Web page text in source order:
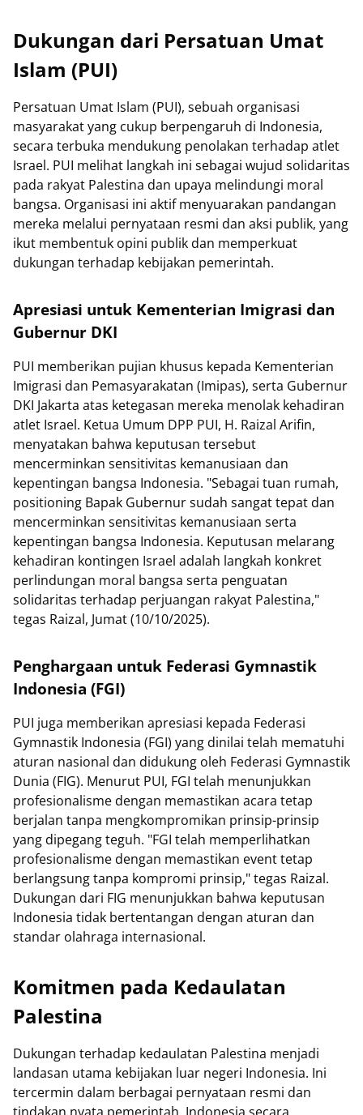
Dukungan dari Persatuan Umat
Islam (PUI)
Persatuan Umat Islam (PUI), sebuah organisasi
masyarakat yang cukup berpengaruh di Indonesia,
secara terbuka mendukung penolakan terhadap atlet
Israel. PUI melihat langkah ini sebagai wujud solidaritas
pada rakyat Palestina dan upaya melindungi moral
bangsa. Organisasi ini aktif menyuarakan pandangan
mereka melalui pernyataan resmi dan aksi publik, yang
ikut membentuk opini publik dan memperkuat
dukungan terhadap kebijakan pemerintah.
Apresiasi untuk Kementerian Imigrasi dan
Gubernur DKI
PUI memberikan pujian khusus kepada Kementerian
Imigrasi dan Pemasyarakatan (Imipas), serta Gubernur
DKI Jakarta atas ketegasan mereka menolak kehadiran
atlet Israel. Ketua Umum DPP PUI, H. Raizal Arifin,
menyatakan bahwa keputusan tersebut
mencerminkan sensitivitas kemanusiaan dan
kepentingan bangsa Indonesia. "Sebagai tuan rumah,
positioning Bapak Gubernur sudah sangat tepat dan
mencerminkan sensitivitas kemanusiaan serta
kepentingan bangsa Indonesia. Keputusan melarang
kehadiran kontingen Israel adalah langkah konkret
perlindungan moral bangsa serta penguatan
solidaritas terhadap perjuangan rakyat Palestina,"
tegas Raizal, Jumat (10/10/2025).
Penghargaan untuk Federasi Gymnastik
Indonesia (FGI)
PUI juga memberikan apresiasi kepada Federasi
Gymnastik Indonesia (FGI) yang dinilai telah mematuhi
aturan nasional dan didukung oleh Federasi Gymnastik
Dunia (FIG). Menurut PUI, FGI telah menunjukkan
profesionalisme dengan memastikan acara tetap
berjalan tanpa mengkompromikan prinsip-prinsip
yang dipegang teguh. "FGI telah memperlihatkan
profesionalisme dengan memastikan event tetap
berlangsung tanpa kompromi prinsip," tegas Raizal.
Dukungan dari FIG menunjukkan bahwa keputusan
Indonesia tidak bertentangan dengan aturan dan
standar olahraga internasional.
Komitmen pada Kedaulatan
Palestina
Dukungan terhadap kedaulatan Palestina menjadi
landasan utama kebijakan luar negeri Indonesia. Ini
tercermin dalam berbagai pernyataan resmi dan